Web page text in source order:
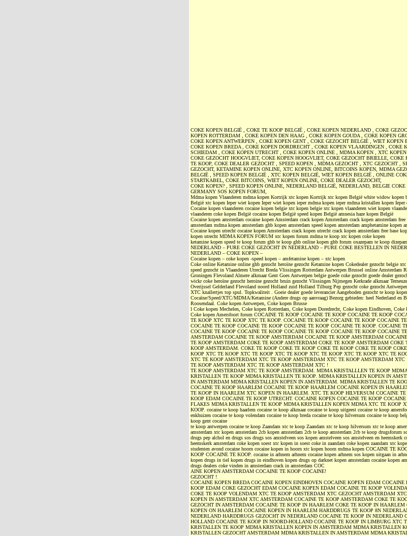
COKE KOPEN BELGIË , COKE TE KOOP BELGIË , COKE KOPEN NEDERLAND , COKE
KOPEN ROTTERDAM , COKE KOPEN DEN HAAG , COKE KOPEN GOUDA , COKE KOPEN
COKE KOPEN ANTWERPEN , COKE KOPEN GENT , COKE GEZOCHT BELGIË , WIET KOPEN
COKE KOPEN BREDA , COKE KOPEN DORDRECHT , COKE KOPEN VLAARDINGEN , COKE
SCHIEDAM , COKE KOPEN UTRECHT , COKE KOPEN ONLINE , MDMA KOPEN , XTC KOPEN
COKE GEZOCHT HOOGVLIET, COKE KOPEN HOOGVLIET, COKE GEZOCHT BRIELLE,
TE KOOP, COKE DEALER GEZOCHT , SPEED KOPEN , MDMA GEZOCHT , XTC GEZOCHT ,
GEZOCHT, KETAMINE KOPEN ONLINE, XTC KOPEN ONLINE, BITCOINS KOPEN, MDMA
BELGIË , SPEED KOPEN BELGIË , XTC KOPEN BELGIË, WIET KOPEN BELGIË , ONLINE
STARTKABEL, COKE BITCOINS, WIET KOPEN ONLINE, COKE DEALER GEZOCHT,
COKE KOPEN? , SPEED KOPEN ONLINE, NEDERLAND BELGIË, NEDERLAND, BELGIE
GERMANY SOS KOPEN FORUM,
Mdma kopen Vlaanderen mdma kopen Kortrijk xtc kopen Kortrijk xtc kopen België white widow kopen
België xtc kopen Ieper wiet kopen Ieper wiet kopen ieper mdma kopen ieper mdma kristallen kopen Ieper
Cocaine kopen vlaanderen cocaine kopen belgie xtc kopen belgie xtc kopen vlaanderen wiet kopen
vlaanderen coke kopen België cocaine kopen België speed kopen België amnesia haze kopen België
Cocaine kopen amsterdam cocaine kopen Amsterdam crack kopen Amsterdam crack kopen amsterdam
amsterdam mdma kopen amsterdam ghb kopen amsterdam speed kopen amsterdam amphetamine kopen
Cocaine kopen utrecht cocaine kopen Amsterdam crack kopen utrecht crack kopen amsterdam free base
kopen utrecht MDMA KOPEN FORUM xtc kopen forum mdma te koop xtc kopen coke kopen
ketamine kopen speed te koop forum ghb te koop ghb online kopen ghb forum oxazepam te koop
NEDERLAND – PURE COKE GEZOCHT IN NEDERLAND – PURE COKE BESTELLEN IN
NEDERLAND – COKE KOPEN –
Cocaine kopen – coke kopen -speed kopen – amfetamine kopen – xtc kopen
Coke online Ketamine online ghb gezocht heroïne gezocht Ketamine kopen Cokedealer gezocht belgie xtc
speed gezocht in Vlaanderen Utrecht Breda Vlissingen Rotterdam Antwerpen Brussel online Amsterdam
Groningen Flevoland Almere alkmaar Gent Goes Antwerpen belgie goede coke gezocht goede dealer
wickr coke heroïne gezocht heroine gezocht bruin gezocht Vlissingen Nijmegen Kerkrade alkmaar
Overijssel Gelderland Flevoland noord Holland zuid Holland Tilburg Pep gezocht coke gezocht
XTC knallertjes top spul. Topkwaliteit . Goeie dealer goede leverancier Aangeboden gezocht te koop
Cocaïne/Speed/XTC/MDMA/Ketamine (Andere drugs op aanvraag) Bezorg gebieden: heel Nederland en
Roosendaal. Coke kopen Antwerpen, Coke kopen Brusse
l Coke kopen Mechelen, Coke kopen Rotterdam, Coke kopen Doredrecht, Coke kopen Eindhoven, Coke
Coke kopen Amersfoort forum COCAINE TE KOOP COCAINE TE KOOP COCAINE TE KOOP
TE KOOP XTC TE KOOP XTC TE KOOP. COCAINE TE KOOP COCAINE TE KOOP COCAINE
COCAINE TE KOOP COCAINE TE KOOP COCAINE TE KOOP COCAINE TE KOOP. COCAINE
COCAINE TE KOOP COCAINE TE KOOP COCAINE TE KOOP COCAINE TE KOOP COCAINE
AMSTERDAM COCAINE TE KOOP AMSTERDAM COCAINE TE KOOP AMSTERDAM
TE KOOP AMSTERDAM COKE TE KOOP AMSTERDAM COKE TE KOOP AMSTERDAM COKE
KOOP AMSTERDAM. COKE TE KOOP COKE TE KOOP COKE TE KOOP COKE TE KOOP
KOOP XTC TE KOOP XTC TE KOOP XTC TE KOOP XTC TE KOOP XTC TE KOOP XTC TE
XTC TE KOOP AMSTERDAM XTC TE KOOP AMSTERDAM XTC TE KOOP AMSTERDAM XTC
TE KOOP AMSTERDAM XTC TE KOOP AMSTERDAM XTC !
TE KOOP AMSTERDAM XTC TE KOOP AMSTERDAM. MDMA KRISTALLLEN TE KOOP
KRISTALLEN TE KOOP MDMA KRISTALLEN TE KOOP. MDMA KRISTALLEN KOPEN IN
IN AMSTERDAM MDMA KRISTALLEN KOPEN IN AMSTERDAM. MDMA KRISTALLEN TE
COCAINE TE KOOP HAARLEM COCAINE TE KOOP HAARLEM COCAINE KOPEN IN
TE KOOP IN HAARLEM XTC KOPEN IN HAARLEM. XTC TE KOOP HILVERSUM COCAINE
KOOP EDAM COCAINE TE KOOP UTRECHT. COCAINE KOPEN COCAINE TE KOOP
FLAKES MDMA KRISTALLEN TE KOOP MDMA KRISTALLEN KOPEN MDMA XTC TE KOOP
KOOP. cocaine te koop haarlem cocaine te koop alkmaar cocaine te koop uitgeest cocaine te koop
enkhuizen cocaine te koop volendam cocaine te koop breda cocaine te koop hilversum cocaine te koop
koop gent cocaine
te koop antwerpen cocaine te koop Zaandam xtc te koop Zaandam xtc te koop hilversum xtc te koop
amsterdam xtc kopen amsterdam 2cb kopen amsterdam 2cb te koop amsterdam 2cb te koop drugsforum
drugs pep alchol en drugs sos drugs sos amstelveen sos kopen amstelveen sos amstelveen en heemskerk
heemskerk amsterdam coke kopen soest xtc kopen in soest coke in zaandam coke kopen zaandam xtc
studenten avond cocaine hoorn cocaine kopen in hoorn xtc kopen hoorn mdma kopen COCAINE TE
KOOP COCAINE TE KOOP. cocaine in arhnem arhnem cocaine kopen arhnem sos kopen uitgaan in
kopen drugs in tiel kopen drugs in eindhoven kopen drugs op darknet kopen amsterdam cocaine kopen
drugs dealers coke vinden in amsterdam crack in amsterdam COC
AINE KOPEN AMSTERDAM COCAINE TE KOOP COCAINE!
GEZOCHT !
COCAINE KOPEN BREDA COCAINE KOPEN EINDHOVEN COCAINE KOPEN EDAM
KOOP EDAM COKE GEZOCHT EDAM COCAINE KOPEN EDAM COCAINE TE KOOP
COKE TE KOOP VOLENDAM XTC TE KOOP AMSTERDAM XTC GEZOCHT AMSTERDAM
KOPEN IN AMSTERDAM XTC AMSTERDAM COCAINE TE KOOP AMSTERDAM COKE TE
GEZOCHT IN AMSTERDAM COCAINE TE KOOP IN HAARLEM COKE TE KOOP IN
KOPEN ON HAARLEM COCAINE KOPEN IN HAARLEM HARDDRUGS TE KOOP 8N
NEDERLAND HARDDRUGS GEZOCHT IN NEDERLAND COCAINE TE KOOP IN NEDERLAND
HOLLAND COCAINE TE KOOP IN NOORD-HOLLAND COCAINE TE KOOP IN LIMBURG XTC
KRISTALLEN TE KOOP MDMA KRISTALLEN KOPEN IN AMSTERDAM MDMA KRISTALLEN
KRISTALLEN GEZOCHT AMSTERDAM MDMA KRISTALLEN IN AMSTERDAM MDMA